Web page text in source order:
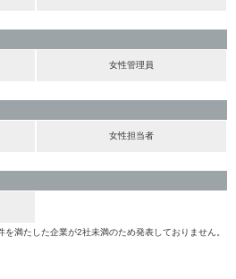
女性管理員
女性担当者
満たした企業が2社未満のため発表しておりません。